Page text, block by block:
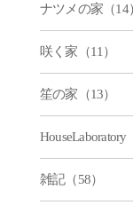
ナツメの家（14
咲く家（11）
笙の家（13）
HouseLaboratory
雑記（58）